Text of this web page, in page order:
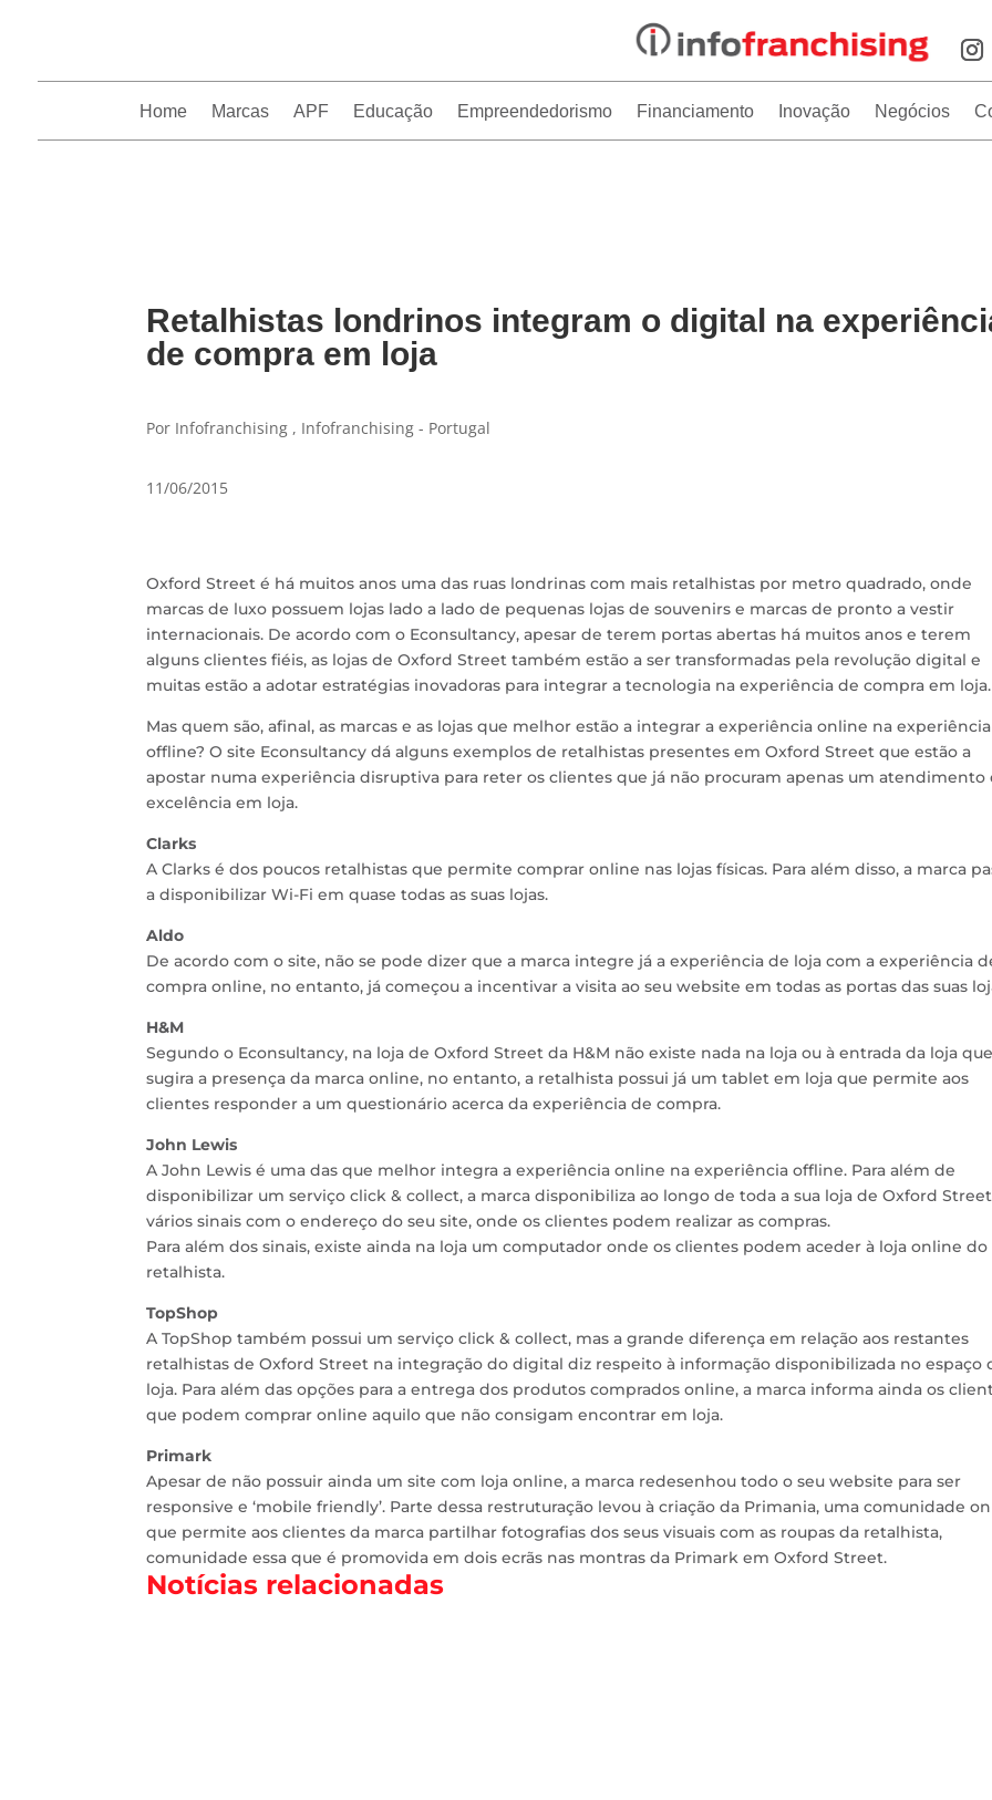
Home Marcas APF Educação Empreendedorismo Financiamento Inovação Negócios
Retalhistas londrinos integram o digital na
de compra em loja
Por Infofranchising , Infofranchising - Portugal
11/06/2015
Oxford Street é há muitos anos uma das ruas londrinas com mais retalhistas por metro quadrado, onde
marcas de luxo possuem lojas lado a lado de pequenas lojas de souvenirs e marcas de pronto a vestir
internacionais. De acordo com o Econsultancy, apesar de terem portas abertas há muitos anos e terem
alguns clientes fiéis, as lojas de Oxford Street também estão a ser transformadas pela revolução digital e
muitas estão a adotar estratégias inovadoras para integrar a tecnologia na experiência de compra em loja.
Mas quem são, afinal, as marcas e as lojas que melhor estão a integrar a experiência online na experiência
offline? O site Econsultancy dá alguns exemplos de retalhistas presentes em Oxford Street que estão a
apostar numa experiência disruptiva para reter os clientes que já não procuram apenas um atendimento
excelência em loja.
Clarks
A Clarks é dos poucos retalhistas que permite comprar online nas lojas físicas. Para além disso, a marca
a disponibilizar Wi-Fi em quase todas as suas lojas.
Aldo
De acordo com o site, não se pode dizer que a marca integre já a experiência de loja com a experiência
compra online, no entanto, já começou a incentivar a visita ao seu website em todas as portas das suas
H&M
Segundo o Econsultancy, na loja de Oxford Street da H&M não existe nada na loja ou à entrada da loja que
sugira a presença da marca online, no entanto, a retalhista possui já um tablet em loja que permite aos
clientes responder a um questionário acerca da experiência de compra.
John Lewis
A John Lewis é uma das que melhor integra a experiência online na experiência offline. Para além de
disponibilizar um serviço click & collect, a marca disponibiliza ao longo de toda a sua loja de Oxford Street
vários sinais com o endereço do seu site, onde os clientes podem realizar as compras.
Para além dos sinais, existe ainda na loja um computador onde os clientes podem aceder à loja online do
retalhista.
TopShop
A TopShop também possui um serviço click & collect, mas a grande diferença em relação aos restantes
retalhistas de Oxford Street na integração do digital diz respeito à informação disponibilizada no espaço
loja. Para além das opções para a entrega dos produtos comprados online, a marca informa ainda os
que podem comprar online aquilo que não consigam encontrar em loja.
Primark
Apesar de não possuir ainda um site com loja online, a marca redesenhou todo o seu website para ser
responsive e ‘mobile friendly’. Parte dessa restruturação levou à criação da Primania, uma comunidade
que permite aos clientes da marca partilhar fotografias dos seus visuais com as roupas da retalhista,
comunidade essa que é promovida em dois ecrãs nas montras da Primark em Oxford Street.
Notícias relacionadas